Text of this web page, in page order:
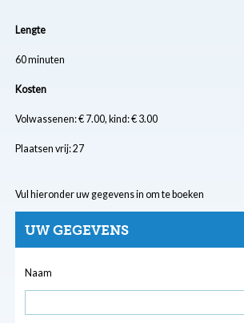
Lengte
60 minuten
Kosten
Volwassenen: € 7.00, kind: € 3.00
Plaatsen vrij: 27
Vul hieronder uw gegevens in om te boeken
UW GEGEVENS
Naam